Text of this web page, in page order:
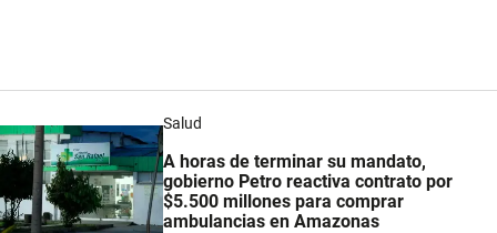
Salud
A horas de terminar su mandato,
gobierno Petro reactiva contrato por
$5.500 millones para comprar
ambulancias en Amazonas